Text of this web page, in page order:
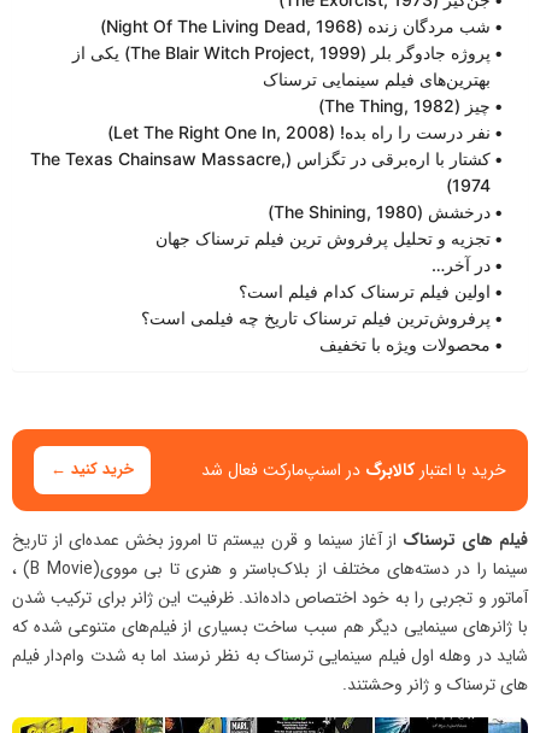
شب مردگان زنده (Night Of The Living Dead, 1968)
پروژه‌ جادوگر بلر (The Blair Witch Project, 1999) یکی از
بهترین‌های فیلم سینمایی ترسناک
چیز (The Thing, 1982)
نفر درست را راه بده! (Let The Right One In, 2008)
کشتار با اره‌برقی در تگزاس (The Texas Chainsaw Massacre,
1974)
درخشش (The Shining, 1980)
تجزیه و تحلیل پرفروش ترین فیلم ترسناک جهان
در آخر…
اولین فیلم ترسناک کدام فیلم است؟
پرفروش‌ترین فیلم ترسناک تاریخ چه فیلمی است؟
محصولات ویژه با تخفیف
خرید با اعتبارکالابرگ در اسنپ‌مارکت فعال شد خرید کنید ←
فیلم ‌های ترسناک از آغاز سینما و قرن بیستم تا امروز بخش عمده‌ای از تاریخ
سینما را در دسته‌های مختلف از بلاک‌‌باستر و هنری تا بی مووی(B Movie) ،
آماتور و تجربی را به خود اختصاص داده‌اند. ظرفیت این ژانر برای ترکیب شدن
با ژانرهای سینمایی دیگر هم سبب ساخت بسیاری از فیلم‌های متنوعی شده که
شاید در وهله‌ اول فیلم سینمایی ترسناک به نظر نرسند اما به شدت وام‌دار فیلم
های ترسناک و ژانر وحشتند.